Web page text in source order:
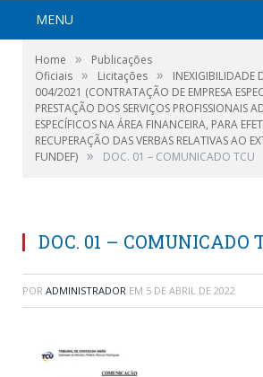
MENU
Home »
Publicações
Oficiais » Licitações »
INEXIGIBILIDADE
004/2021 (CONTRATAÇÃO DE EMPRESA
PRESTAÇÃO DOS SERVIÇOS PROFISSIONAIS
ESPECÍFICOS NA ÁREA FINANCEIRA, PARA
RECUPERAÇÃO DAS VERBAS RELATIVAS AO
FUNDEF) » DOC. 01 – COMUNICADO TCU
DOC. 01 – COMUNICADO
POR ADMINISTRADOR EM 5 DE ABRIL DE 2022